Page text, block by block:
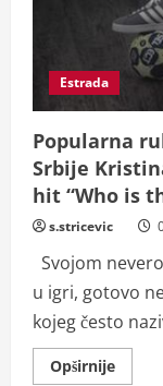
Estrada
Popularna
Srbije
hit “Who is
s.stricevic
Svojom
u igri, gotovo
kojeg često
OpširnijeRead
more